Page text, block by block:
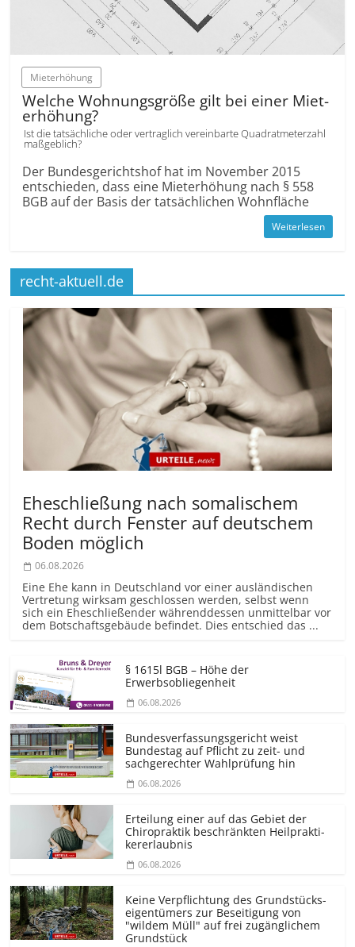
Mieterhöhung
Welche Wohnungs­größe gilt bei einer Miet­
erhöhung?
Ist die tatsächliche oder vertraglich vereinbarte Quadratmeterzahl
maßgeblich?
Der Bundes­gerichts­hof hat im November 2015
entschieden, dass eine Miet­erhöhung nach § 558
BGB auf der Basis der tatsächlichen Wohnfläche
Weiterlesen
recht-aktuell.de
Eheschließung nach somalischem
Recht durch Fenster auf deutschem
Boden möglich
06.08.2026
Eine Ehe kann in Deutschland vor einer ausländischen
Vertretung wirksam geschlossen werden, selbst wenn
sich ein Eheschließender währenddessen unmittelbar vor
dem Botschaftsgebäude befindet. Dies entschied das ...
§ 1615l BGB – Höhe der
Erwerbsobliegenheit
06.08.2026
Bundesver­fassungsgericht weist
Bundestag auf Pflicht zu zeit- und
sachgerechter Wahlprüfung hin
06.08.2026
Erteilung einer auf das Gebiet der
Chiropraktik beschränkten Heilprakti­
kererlaubnis
06.08.2026
Keine Verpflichtung des Grundstücks­
eigentümers zur Beseitigung von
"wildem Müll" auf frei zugänglichem
Grundstück